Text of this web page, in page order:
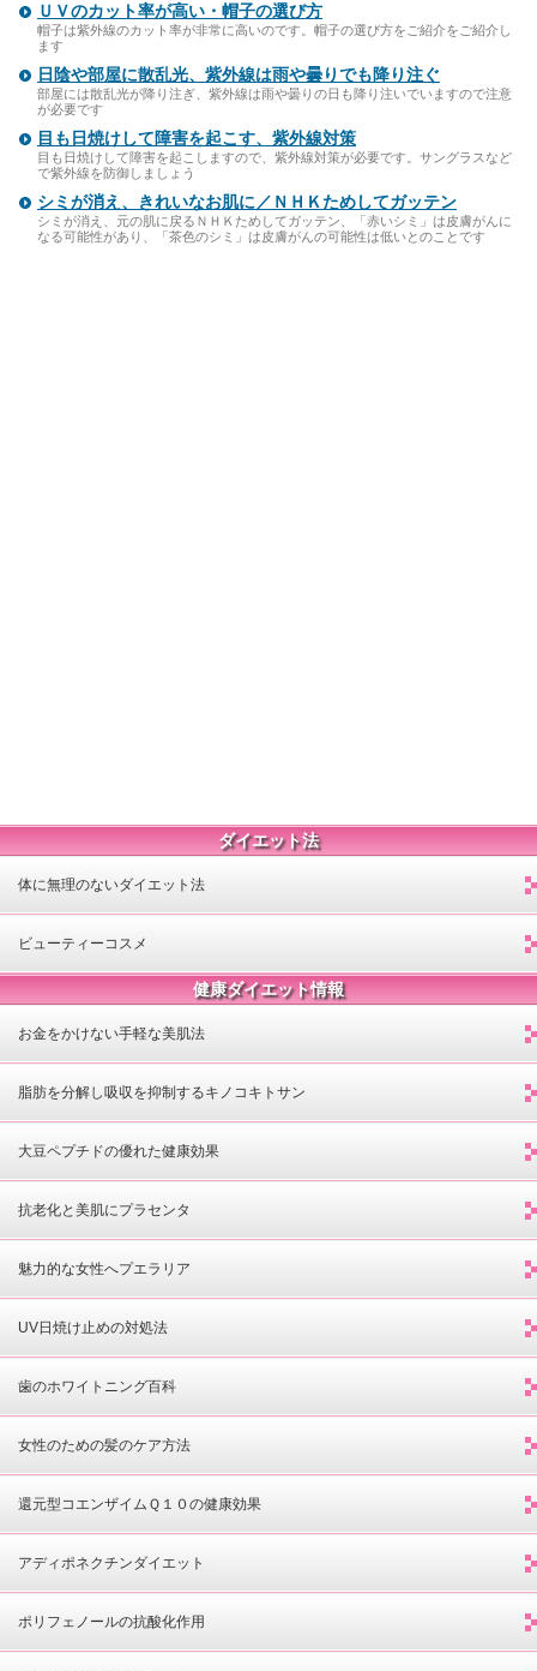
ＵＶのカット率が高い・帽子の選び方
帽子は紫外線のカット率が非常に高いのです。帽子の選び方をご紹介をご紹介し
ます
日陰や部屋に散乱光、紫外線は雨や曇りでも降り注ぐ
部屋には散乱光が降り注ぎ、紫外線は雨や曇りの日も降り注いでいますので注意
が必要です
目も日焼けして障害を起こす、紫外線対策
目も日焼けして障害を起こしますので、紫外線対策が必要です。サングラスなど
で紫外線を防御しましょう
シミが消え、きれいなお肌に／ＮＨＫためしてガッテン
シミが消え、元の肌に戻るＮＨＫためしてガッテン、「赤いシミ」は皮膚がんに
なる可能性があり、「茶色のシミ」は皮膚がんの可能性は低いとのことです
ダイエット法
体に無理のないダイエット法
ビューティーコスメ
健康ダイエット情報
お金をかけない手軽な美肌法
脂肪を分解し吸収を抑制するキノコキトサン
大豆ペプチドの優れた健康効果
抗老化と美肌にプラセンタ
魅力的な女性へプエラリア
UV日焼け止めの対処法
歯のホワイトニング百科
女性のための髪のケア方法
還元型コエンザイムＱ１０の健康効果
アディポネクチンダイエット
ポリフェノールの抗酸化作用